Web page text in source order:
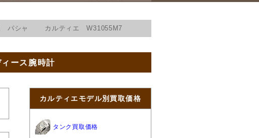
エ パシャ カルティエ W31055M7
ース腕時計
カルティエモデル別買取価格
タンク買取価格